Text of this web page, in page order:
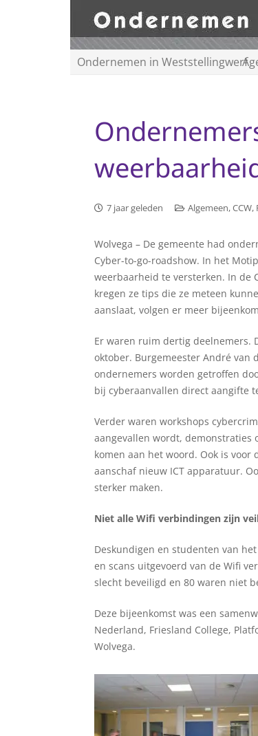
Ondernemen in Weststellingwerf
7 jaar geleden Algemeen,CCW,
Wolvega – De gemeente had
Cyber-to-go-roadshow. In het
weerbaarheid te versterken. In de
kregen ze tips die ze meteen
aanslaat, volgen er meer
Er waren ruim dertig deelnemers.
oktober. Burgemeester André van
ondernemers worden getroffen
bij cyberaanvallen direct aangifte
Verder waren workshops
aangevallen wordt, demonstraties
komen aan het woord. Ook is
aanschaf nieuw ICT apparatuur.
sterker maken.
Niet alle Wifi verbindingen zijn
Deskundigen en studenten van
en scans uitgevoerd van de Wifi
slecht beveiligd en 80 waren niet
Deze bijeenkomst was een
Nederland, Friesland College,
Wolvega.